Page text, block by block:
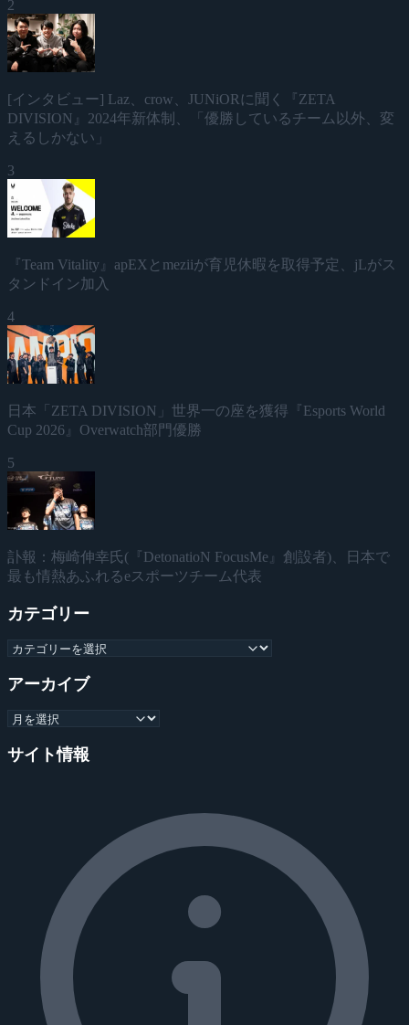
2
[インタビュー] Laz、crow、JUNiORに聞く『ZETA
DIVISION』2024年新体制、「優勝しているチーム以外、変
えるしかない」
3
『Team Vitality』apEXとmeziiが育児休暇を取得予定、jLがス
タンドイン加入
4
日本「ZETA DIVISION」世界一の座を獲得『Esports World
Cup 2026』Overwatch部門優勝
5
訃報：梅崎伸幸氏(『DetonatioN FocusMe』創設者)、日本で
最も情熱あふれるeスポーツチーム代表
カテゴリー
アーカイブ
サイト情報